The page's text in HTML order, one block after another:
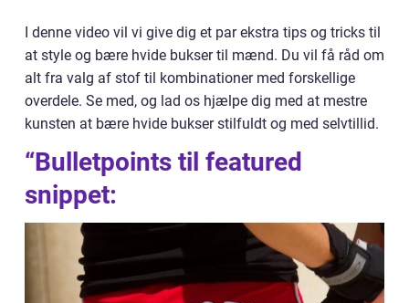
I denne video vil vi give dig et par ekstra tips og tricks til
at style og bære hvide bukser til mænd. Du vil få råd om
alt fra valg af stof til kombinationer med forskellige
overdele. Se med, og lad os hjælpe dig med at mestre
kunsten at bære hvide bukser stilfuldt og med selvtillid.
“Bulletpoints til featured
snippet: